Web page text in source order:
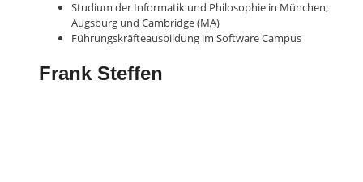
Studium der Informatik und Philosophie in München,
Augsburg und Cambridge (MA)
Führungskräfteausbildung im Software Campus
Frank Steffen